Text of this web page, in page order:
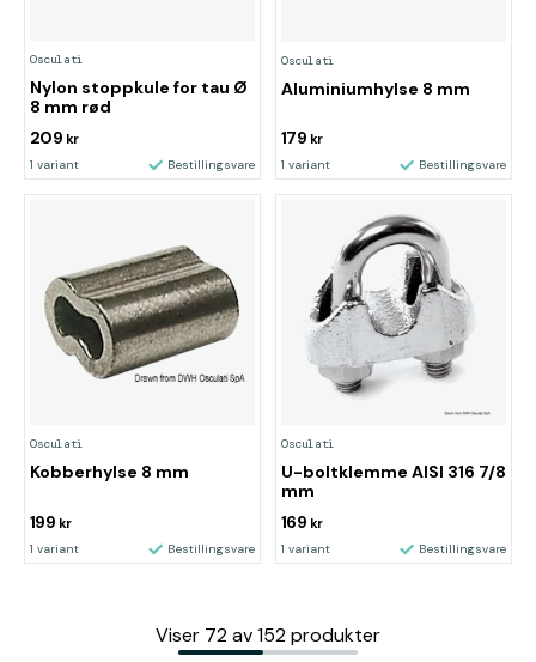
Osculati
Nylon stoppkule for tau Ø
8 mm rød
209 kr
1 variant Bestillingsvare
Osculati
Aluminiumhylse 8 mm
179 kr
1 variant Bestillingsvare
Osculati
Kobberhylse 8 mm
199 kr
1 variant Bestillingsvare
Osculati
U-boltklemme AISI 316 7/8
mm
169 kr
1 variant Bestillingsvare
Viser 72av152produkter